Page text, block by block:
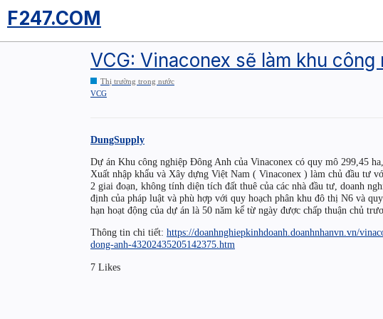
F247.COM
VCG: Vinaconex sẽ làm khu
Thị trường trong nước
VCG
DungSupply
Dự án Khu công nghiệp Đông Anh của Vinaconex có quy mô 299,45
Xuất nhập khẩu và Xây dựng Việt Nam ( Vinaconex ) làm chủ đầu tư
2 giai đoạn, không tính diện tích đất thuê của các nhà đầu tư, doanh
định của pháp luật và phù hợp với quy hoạch phân khu đô thị N6 và
hạn hoạt động của dự án là 50 năm kể từ ngày được chấp thuận chủ
Thông tin chi tiết: https://doanhnghiepkinhdoanh.doanhnhanvn.vn/
dong-anh-43202435205142375.htm
7 Likes